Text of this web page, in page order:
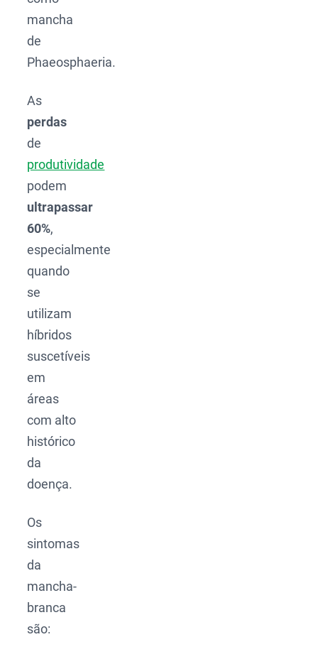
mancha
de
Phaeosphaeria.
As
perdas
de
produtividade
podem
ultrapassar
60%,
especialmente
quando
se
utilizam
híbridos
suscetíveis
em
áreas
com alto
histórico
da
doença.
Os
sintomas
da
mancha-
branca
são: